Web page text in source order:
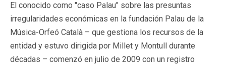
El conocido como "caso Palau" sobre las presuntas
irregularidades económicas en la fundación Palau de la
Música-Orfeó Català – que gestiona los recursos de la
entidad y estuvo dirigida por Millet y Montull durante
décadas – comenzó en julio de 2009 con un registro